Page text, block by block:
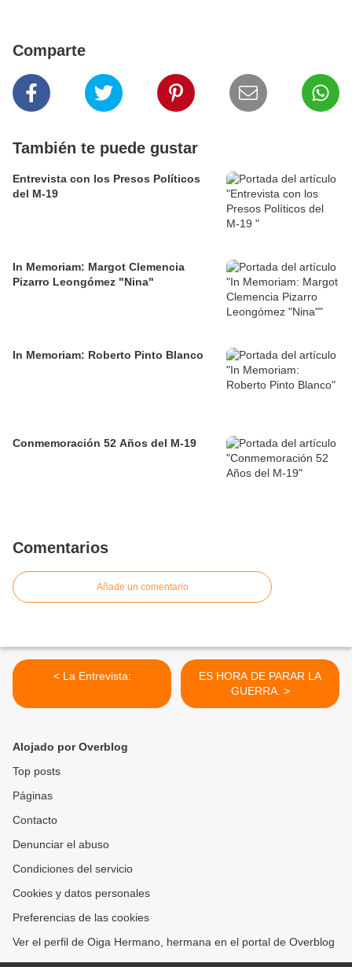
Comparte
También te puede gustar
Entrevista con los Presos Políticos
del M-19
In Memoriam: Margot Clemencia
Pizarro Leongómez "Nina"
In Memoriam: Roberto Pinto Blanco
Conmemoración 52 Años del M-19
Comentarios
Añade un comentario
< La Entrevista:
ES HORA DE PARAR LA
GUERRA. >
Alojado por Overblog
Top posts
Páginas
Contacto
Denunciar el abuso
Condiciones del servicio
Cookies y datos personales
Preferencias de las cookies
Ver el perfil de Oiga Hermano, hermana en el portal de Overblog